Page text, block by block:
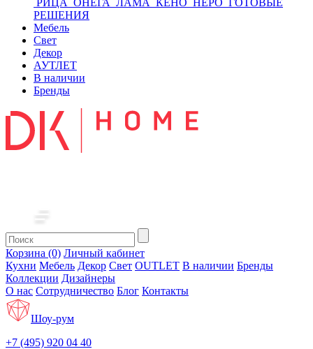
РЕШЕНИЯ
Мебель
Свет
Декор
АУТЛЕТ
В наличии
Бренды
Корзина (0) Личный кабинет
Кухни Мебель Декор Свет OUTLET В наличии Бренды
Коллекции Дизайнеры
О нас Сотрудничество Блог Контакты
Шоу-рум
+7 (495) 920 04 40